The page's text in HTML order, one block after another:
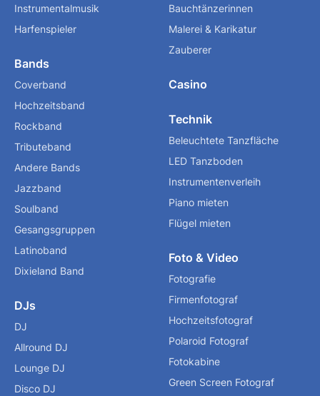
Instrumentalmusik
Harfenspieler
Bands
Coverband
Hochzeitsband
Rockband
Tributeband
Andere Bands
Jazzband
Soulband
Gesangsgruppen
Latinoband
Dixieland Band
DJs
DJ
Allround DJ
Lounge DJ
Disco DJ
Bauchtänzerinnen
Malerei & Karikatur
Zauberer
Casino
Technik
Beleuchtete Tanzfläche
LED Tanzboden
Instrumentenverleih
Piano mieten
Flügel mieten
Foto & Video
Fotografie
Firmenfotograf
Hochzeitsfotograf
Polaroid Fotograf
Fotokabine
Green Screen Fotograf